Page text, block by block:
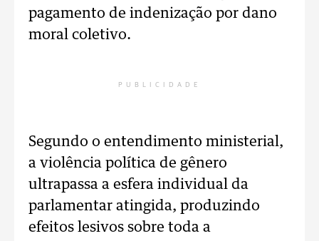
pagamento de indenização por dano
moral coletivo.
PUBLICIDADE
Segundo o entendimento ministerial,
a violência política de gênero
ultrapassa a esfera individual da
parlamentar atingida, produzindo
efeitos lesivos sobre toda a